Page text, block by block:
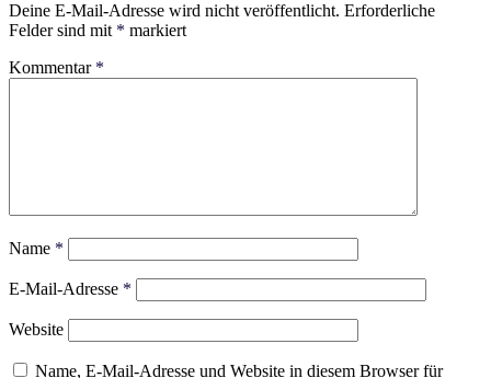
Deine E-Mail-Adresse wird nicht veröffentlicht. Erforderliche
Felder sind mit * markiert
Kommentar *
Name *
E-Mail-Adresse *
Website
Name, E-Mail-Adresse und Website in diesem Browser für